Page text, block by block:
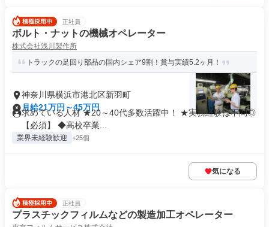
正社員
ボルト・ナットの機械オペレーター
株式会社浅川製作所
トラックの足回り部品の国内シェア9割！賞与実績5.2ヶ月！
神奈川県横浜市港北区新羽町
月給21万円～45万円
求めている人材 ★20～40代多数活躍中！ ★実務経験は不問◎
【必須】 ◆高校卒業...
業界未経験歓迎 +25個
気になる
正社員
プラスチックフィルムなどの製造加工オペレーター